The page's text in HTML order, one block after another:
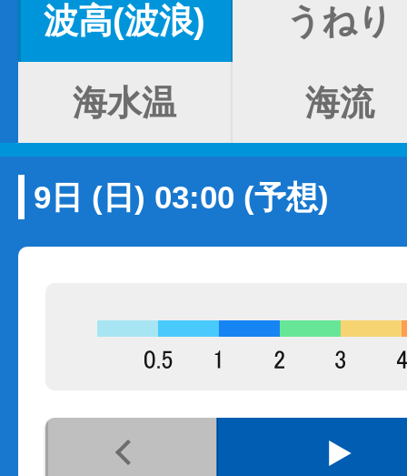
波高(波浪) うねり
海水温 海流
9日 (日) 03:00 (予想)